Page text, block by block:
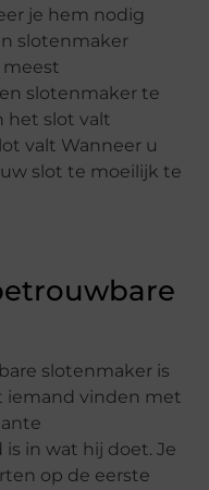
je hem nodig
slotenmaker
meest
slotenmaker te
het slot valt
valt Wanneer u
slot te moeilijk te
slotenmaker is
iemand vinden met
in wat hij doet. Je
op de eerste